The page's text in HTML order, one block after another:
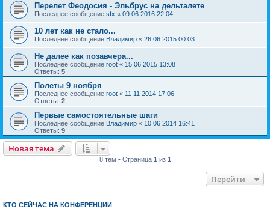
Перелет Феодосия - Эльбрус на дельталете
Последнее сообщение sfx « 09 06 2016 22:04
10 лет как не стало...
Последнее сообщение Владимир « 26 06 2015 00:03
Не далее как позавчера...
Последнее сообщение root « 15 06 2015 13:08
Ответы: 5
Полеты 9 ноября
Последнее сообщение root « 11 11 2014 17:06
Ответы: 2
Первые самостоятельные шаги
Последнее сообщение Владимир « 10 06 2014 16:41
Ответы: 9
Новая тема
8 тем • Страница 1 из 1
Перейти
КТО СЕЙЧАС НА КОНФЕРЕНЦИИ